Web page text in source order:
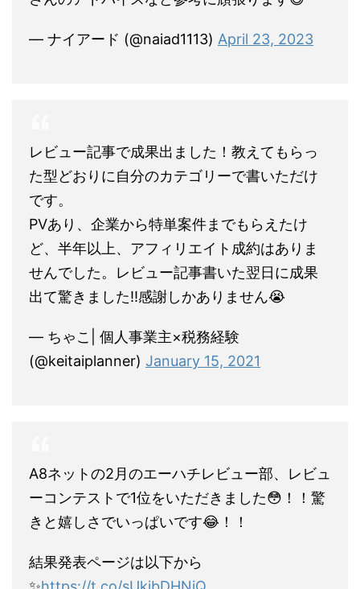
— ナイアード (@naiad1113) April 23, 2023
レビュー記事で成果出ました！教えてもらっ
た型どおりに自分のカテゴリーで書いただけ
です。
PVあり、企業から特単案件までもらえたけ
ど、半年以上、アフィリエイト成約はありま
せんでした。レビュー記事書いた翌日に成果
出て驚きました‼️感謝しかありません😭
— ちゃこ| 個人事業主×税務経験
(@keitaiplanner) January 15, 2021
A8ネットの2月のエーハチレビュー部、レビュ
ーコンテストで1位をいただきました😳！！驚
きと嬉しさでいっぱいです😂！！
結果発表ページは以下から